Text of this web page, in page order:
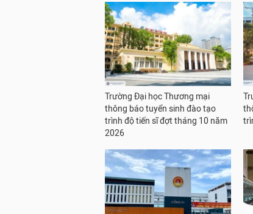
Trường Đại học Thương mại
thông báo tuyển sinh đào tạo
trình độ tiến sĩ đợt tháng 10 năm
2026